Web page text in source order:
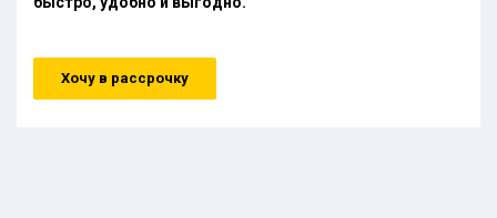
Хочу в рассрочку